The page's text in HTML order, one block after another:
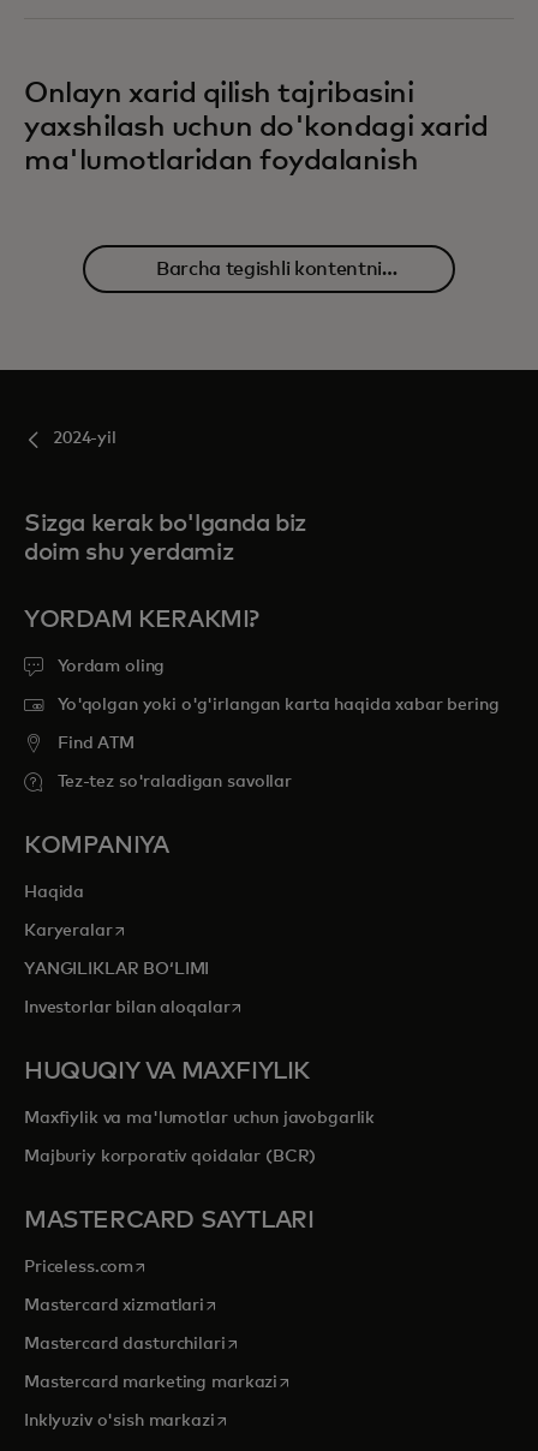
Onlayn xarid qilish tajribasini
yaxshilash uchun do'kondagi xarid
ma'lumotlaridan foydalanish
Barcha tegishli kontentni
2024-yil
Sizga kerak bo'lganda biz
doim shu yerdamiz
YORDAM KERAKMI?
Yordam oling
Yo'qolgan yoki o'g'irlangan karta haqida xabar bering
Find ATM
Tez-tez so'raladigan savollar
KOMPANIYA
Haqida
Karyeralaropens in a new tab
YANGILIKLAR BOʻLIMI
Investorlar bilan aloqalaropens in a new tab
HUQUQIY VA MAXFIYLIK
Maxfiylik va ma'lumotlar uchun javobgarlik
Majburiy korporativ qoidalar (BCR)
MASTERCARD SAYTLARI
Priceless.com opens in a new tab
Mastercard xizmatlari opens in a new tab
Mastercard dasturchilariopens in a new tab
Mastercard marketing markazi opens in a new tab
Inklyuziv o'sish markaziopens in a new tab